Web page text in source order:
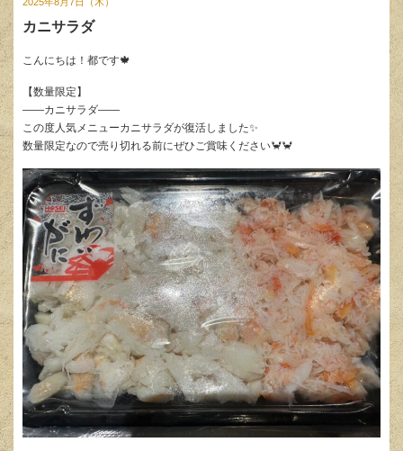
カニサラダ
こんにちは！都です🍁
【数量限定】
——カニサラダ——
この度人気メニューカニサラダが復活しました✨
数量限定なので売り切れる前にぜひご賞味ください🦀🦀